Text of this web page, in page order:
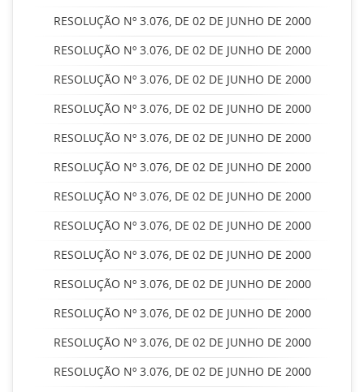
RESOLUÇÃO Nº 3.076, DE 02 DE JUNHO DE 2000
RESOLUÇÃO Nº 3.076, DE 02 DE JUNHO DE 2000
RESOLUÇÃO Nº 3.076, DE 02 DE JUNHO DE 2000
RESOLUÇÃO Nº 3.076, DE 02 DE JUNHO DE 2000
RESOLUÇÃO Nº 3.076, DE 02 DE JUNHO DE 2000
RESOLUÇÃO Nº 3.076, DE 02 DE JUNHO DE 2000
RESOLUÇÃO Nº 3.076, DE 02 DE JUNHO DE 2000
RESOLUÇÃO Nº 3.076, DE 02 DE JUNHO DE 2000
RESOLUÇÃO Nº 3.076, DE 02 DE JUNHO DE 2000
RESOLUÇÃO Nº 3.076, DE 02 DE JUNHO DE 2000
RESOLUÇÃO Nº 3.076, DE 02 DE JUNHO DE 2000
RESOLUÇÃO Nº 3.076, DE 02 DE JUNHO DE 2000
RESOLUÇÃO Nº 3.076, DE 02 DE JUNHO DE 2000